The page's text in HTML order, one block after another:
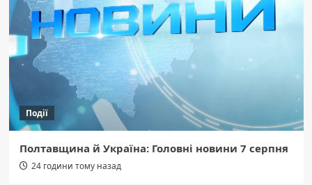
Події
Полтавщина й Україна: Головні новини 7 серпня
24 години тому назад